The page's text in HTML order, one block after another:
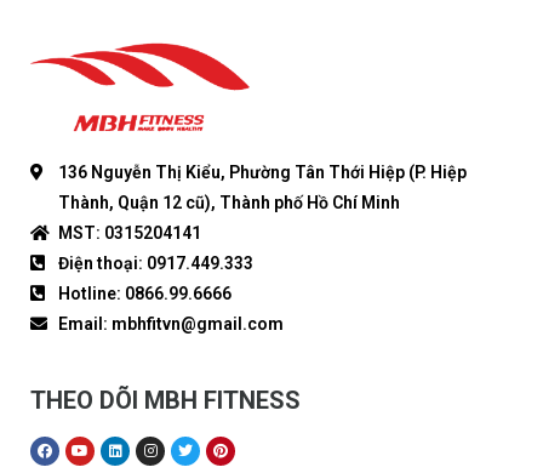
136 Nguyễn Thị Kiểu, Phường Tân Thới Hiệp (P. Hiệp
Thành, Quận 12 cũ), Thành phố Hồ Chí Minh
MST: 0315204141
Điện thoại: 0917.449.333
Hotline: 0866.99.6666
Email: mbhfitvn@gmail.com
THEO DÕI MBH FITNESS